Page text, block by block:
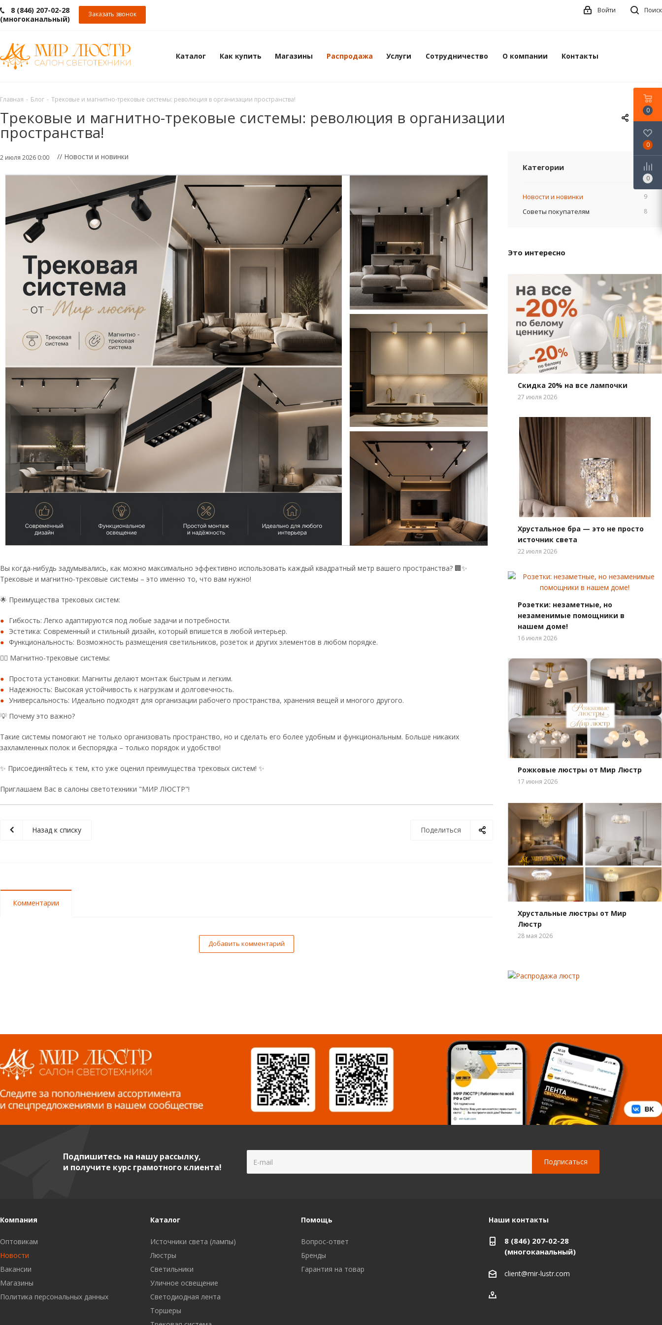
8 (846) 207-02-28
(многоканальный)
Заказать звонок Поиск
Войти
Каталог Как купить Магазины Распродажа Услуги Сотрудничество О компании Контакты
Главная - Блог - Трековые и магнитно-трековые системы: революция в организации пространства!
Трековые и магнитно-трековые системы: революция в организации
пространства!
2 июля 2026 0:00 // Новости и новинки
Вы когда-нибудь задумывались, как можно максимально эффективно использовать каждый квадратный метр вашего пространства? 🏢✨
Трековые и магнитно-трековые системы – это именно то, что вам нужно!
🌟 Преимущества трековых систем:
Гибкость: Легко адаптируются под любые задачи и потребности.
Эстетика: Современный и стильный дизайн, который впишется в любой интерьер.
Функциональность: Возможность размещения светильников, розеток и других элементов в любом порядке.
💆‍♀️ Магнитно-трековые системы:
Простота установки: Магниты делают монтаж быстрым и легким.
Надежность: Высокая устойчивость к нагрузкам и долговечность.
Универсальность: Идеально подходят для организации рабочего пространства, хранения вещей и многого другого.
💡 Почему это важно?
Такие системы помогают не только организовать пространство, но и сделать его более удобным и функциональным. Больше никаких
захламленных полок и беспорядка – только порядок и удобство!
✨ Присоединяйтесь к тем, кто уже оценил преимущества трековых систем! ✨
Приглашаем Вас в салоны светотехники "МИР ЛЮСТР"!
Поделиться
Назад к списку
Комментарии
Добавить комментарий
Категории
Новости и новинки 9
Советы покупателям 8
Это интересно
Скидка 20% на все лампочки
27 июля 2026
Хрустальное бра — это не просто
источник света
22 июля 2026
Розетки: незаметные, но
незаменимые помощники в
нашем доме!
16 июля 2026
Рожковые люстры от Мир Люстр
17 июня 2026
Хрустальные люстры от Мир
Люстр
28 мая 2026
Подпишитесь на нашу рассылку,
и получите курс грамотного клиента!
Компания
Оптовикам
Новости
Вакансии
Магазины
Политика персональных данных
Каталог
Источники света (лампы)
Люстры
Светильники
Уличное освещение
Светодиодная лента
Торшеры
Помощь
Вопрос-ответ
Бренды
Гарантия на товар
Наши контакты
8 (846) 207-02-28
(многоканальный)
client@mir-lustr.com
0
0
0